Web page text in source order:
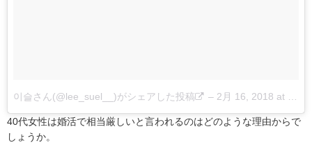
이슬さん(@lee_suel__)がシェアした投稿 – 2月 16, 2018 at 1:19午前 PST
40代女性は婚活で相当厳しいと言われるのはどのような理由からで
しょうか。